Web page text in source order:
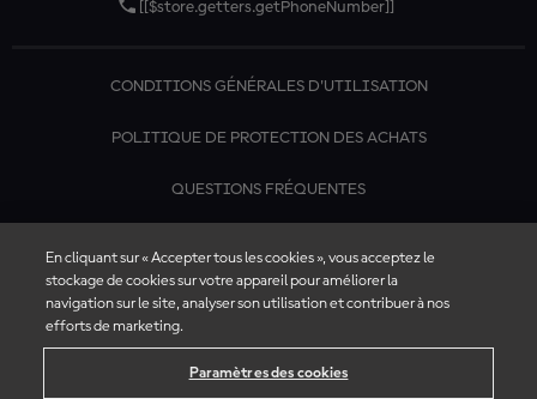
[[$store.getters.getPhoneNumber]]
CONDITIONS GÉNÉRALES D'UTILISATION
POLITIQUE DE PROTECTION DES ACHATS
QUESTIONS FRÉQUENTES
En cliquant sur « Accepter tous les cookies », vous acceptez le
stockage de cookies sur votre appareil pour améliorer la
navigation sur le site, analyser son utilisation et contribuer à nos
efforts de marketing.
Paramètres des cookies